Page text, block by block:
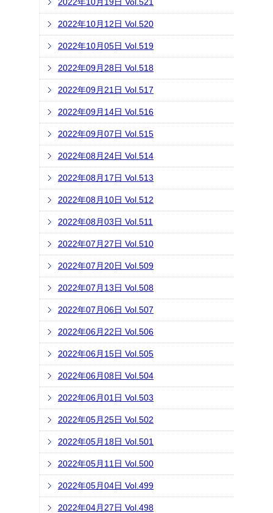
2022年10月12日 Vol.520
2022年10月05日 Vol.519
2022年09月28日 Vol.518
2022年09月21日 Vol.517
2022年09月14日 Vol.516
2022年09月07日 Vol.515
2022年08月24日 Vol.514
2022年08月17日 Vol.513
2022年08月10日 Vol.512
2022年08月03日 Vol.511
2022年07月27日 Vol.510
2022年07月20日 Vol.509
2022年07月13日 Vol.508
2022年07月06日 Vol.507
2022年06月22日 Vol.506
2022年06月15日 Vol.505
2022年06月08日 Vol.504
2022年06月01日 Vol.503
2022年05月25日 Vol.502
2022年05月18日 Vol.501
2022年05月11日 Vol.500
2022年05月04日 Vol.499
2022年04月27日 Vol.498